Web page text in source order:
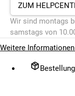
ZUM
Wir sind montags
samstags von
Weitere